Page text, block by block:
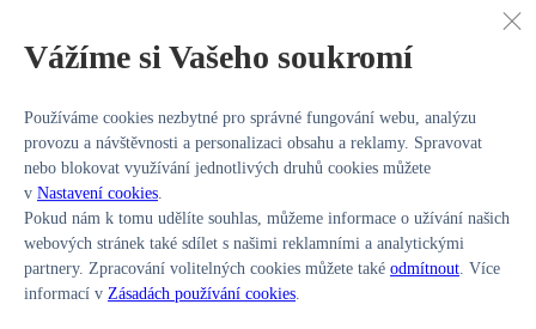
Hl.m. Praha
529 900 Kč 437 934 Kč bez DPH
Volkswagen Golf1,5 TSI/96kW Style
Vážíme si Vašeho soukromí
Používáme cookies nezbytné pro správné fungování webu, analýzu
provozu a návštěvnosti a personalizaci obsahu a reklamy. Spravovat
nebo blokovat využívání jednotlivých druhů cookies můžete
v Nastavení cookies
Pokud nám k tomu udělíte souhlas, můžeme informace o užívání našich
webových stránek také sdílet s našimi reklamními a analytickými
partnery. Zpracování volitelných cookies můžete také odmítnout . Více
informací v Zásadách používání cookies